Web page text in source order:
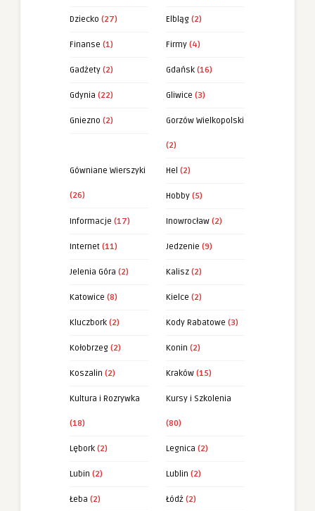
Dziecko (27) Elbląg (2)
Finanse (1) Firmy (4)
Gadżety (2) Gdańsk (16)
Gdynia (22) Gliwice (3)
Gniezno (2) Gorzów Wielkopolski
(2)
Gówniane Wierszyki
(26)
Hel (2)
Hobby (5)
Informacje (17) Inowrocław (2)
Internet (11) Jedzenie (9)
Jelenia Góra (2) Kalisz (2)
Katowice (8) Kielce (2)
Kluczbork (2) Kody Rabatowe (3)
Kołobrzeg (2) Konin (2)
Koszalin (2) Kraków (15)
Kultura i Rozrywka
(18)
Kursy i Szkolenia
(80)
Lębork (2) Legnica (2)
Lubin (2) Lublin (2)
Łeba (2) Łódź (2)